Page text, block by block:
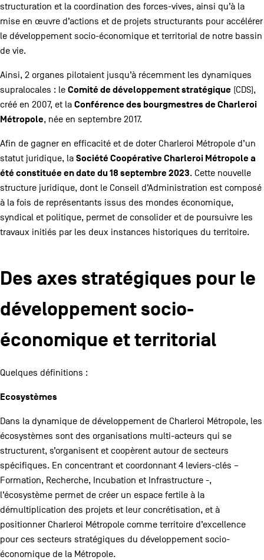
structuration et la coordination des forces-vives, ainsi qu’à la
mise en œuvre d’actions et de projets structurants pour accélérer
le développement socio-économique et territorial de notre bassin
de vie.
Ainsi, 2 organes pilotaient jusqu’à récemment les dynamiques
supralocales : le Comité de développement stratégique (CDS),
créé en 2007, et la Conférence des bourgmestres de Charleroi
Métropole, née en septembre 2017.
Afin de gagner en efficacité et de doter Charleroi Métropole d’un
statut juridique, la Société Coopérative Charleroi Métropole a
été constituée en date du 18 septembre 2023. Cette nouvelle
structure juridique, dont le Conseil d’Administration est composé
à la fois de représentants issus des mondes économique,
syndical et politique, permet de consolider et de poursuivre les
travaux initiés par les deux instances historiques du territoire.
Des axes stratégiques pour le
développement socio-
économique et territorial
Quelques définitions :
Ecosystèmes
Dans la dynamique de développement de Charleroi Métropole, les
écosystèmes sont des organisations multi-acteurs qui se
structurent, s’organisent et coopèrent autour de secteurs
spécifiques. En concentrant et coordonnant 4 leviers-clés –
Formation, Recherche, Incubation et Infrastructure -,
l’écosystème permet de créer un espace fertile à la
démultiplication des projets et leur concrétisation, et à
positionner Charleroi Métropole comme territoire d’excellence
pour ces secteurs stratégiques du développement socio-
économique de la Métropole.